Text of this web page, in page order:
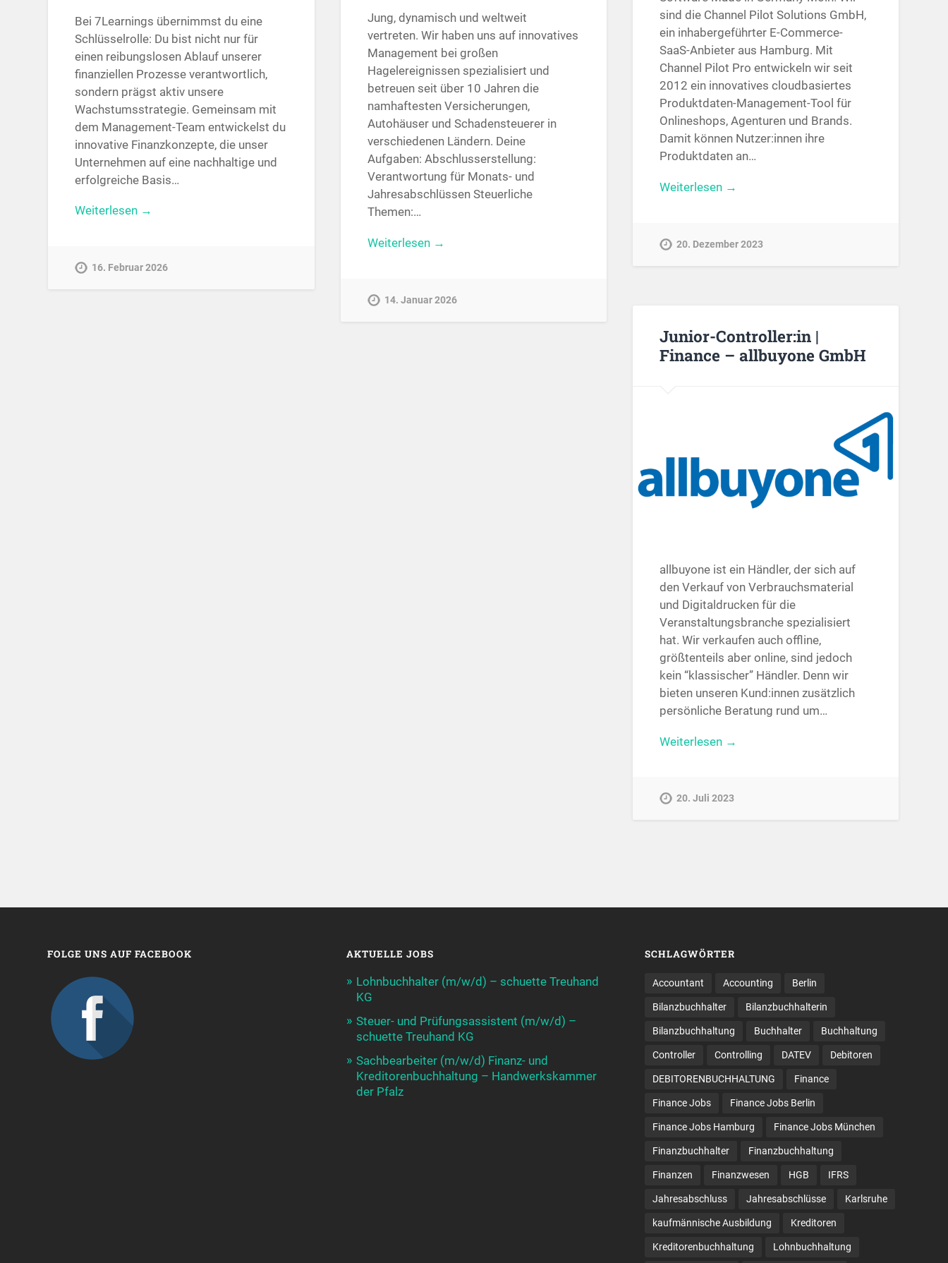
Bei 7Learnings übernimmst du eine
Schlüsselrolle: Du bist nicht nur für
einen reibungslosen Ablauf unserer
finanziellen Prozesse verantwortlich,
sondern prägst aktiv unsere
Wachstumsstrategie. Gemeinsam mit
dem Management-Team entwickelst du
innovative Finanzkonzepte, die unser
Unternehmen auf eine nachhaltige und
erfolgreiche Basis…
Weiterlesen →
16. Februar 2026
Jung, dynamisch und weltweit
vertreten. Wir haben uns auf innovatives
Management bei großen
Hagelereignissen spezialisiert und
betreuen seit über 10 Jahren die
namhaftesten Versicherungen,
Autohäuser und Schadensteuerer in
verschiedenen Ländern. Deine
Aufgaben: Abschlusserstellung:
Verantwortung für Monats- und
Jahresabschlüssen Steuerliche
Themen:…
Weiterlesen →
14. Januar 2026
sind die Channel Pilot Solutions GmbH,
ein inhabergeführter E-Commerce-
SaaS-Anbieter aus Hamburg. Mit
Channel Pilot Pro entwickeln wir seit
2012 ein innovatives cloudbasiertes
Produktdaten-Management-Tool für
Onlineshops, Agenturen und Brands.
Damit können Nutzer:innen ihre
Produktdaten an…
Weiterlesen →
20. Dezember 2023
Junior-Controller:in |
Finance – allbuyone GmbH
allbuyone ist ein Händler, der sich auf
den Verkauf von Verbrauchsmaterial
und Digitaldrucken für die
Veranstaltungsbranche spezialisiert
hat. Wir verkaufen auch offline,
größtenteils aber online, sind jedoch
kein “klassischer” Händler. Denn wir
bieten unseren Kund:innen zusätzlich
persönliche Beratung rund um…
Weiterlesen →
20. Juli 2023
FOLGE UNS AUF FACEBOOK AKTUELLE JOBS
Lohnbuchhalter (m/w/d) – schuette Treuhand
KG
Steuer- und Prüfungsassistent (m/w/d) –
schuette Treuhand KG
Sachbearbeiter (m/w/d) Finanz- und
Kreditorenbuchhaltung – Handwerkskammer
der Pfalz
SCHLAGWÖRTER
Accountant Accounting Berlin
Bilanzbuchhalter Bilanzbuchhalterin
Bilanzbuchhaltung Buchhalter Buchhaltung
Controller Controlling DATEV Debitoren
DEBITORENBUCHHALTUNG Finance
Finance Jobs Finance Jobs Berlin
Finance Jobs Hamburg Finance Jobs München
Finanzbuchhalter Finanzbuchhaltung
Finanzen Finanzwesen HGB IFRS
Jahresabschluss Jahresabschlüsse Karlsruhe
kaufmännische Ausbildung Kreditoren
Kreditorenbuchhaltung Lohnbuchhaltung